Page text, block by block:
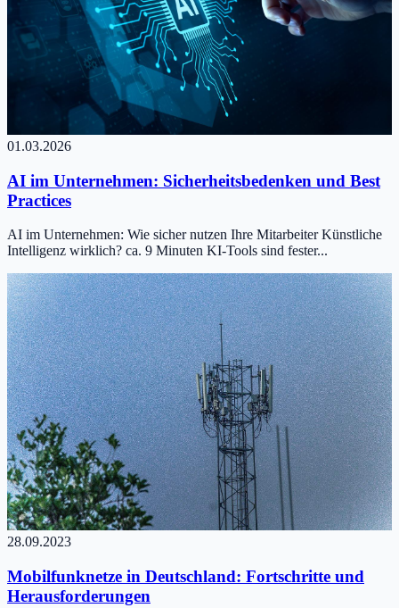
01.03.2026
AI im Unternehmen: Sicherheitsbedenken und Best
Practices
AI im Unternehmen: Wie sicher nutzen Ihre Mitarbeiter Künstliche
Intelligenz wirklich? ca. 9 Minuten KI-Tools sind fester...
28.09.2023
Mobilfunknetze in Deutschland: Fortschritte und
Herausforderungen